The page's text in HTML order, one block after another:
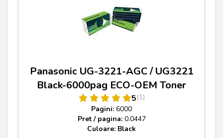
Panasonic UG-3221-AGC / UG3221
Black-6000pag ECO-OEM Toner
5(1)
Pagini: 6000
Pret / pagina: 0.0447
Culoare: Black